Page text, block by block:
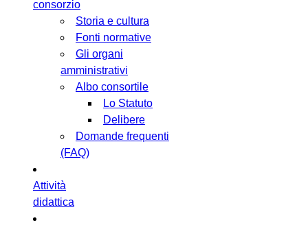
consorzio
Storia e cultura
Fonti normative
Gli organi
amministrativi
Albo consortile
Lo Statuto
Delibere
Domande frequenti
(FAQ)
Attività
didattica